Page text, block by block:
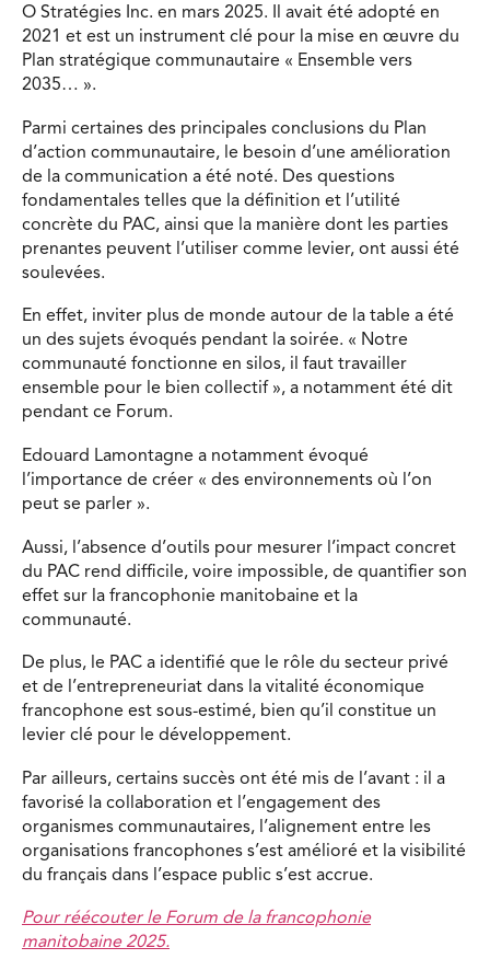
O Stratégies Inc. en mars 2025. Il avait été adopté en
2021 et est un instrument clé pour la mise en œuvre du
Plan stratégique communautaire « Ensemble vers
2035… ».
Parmi certaines des principales conclusions du Plan
d’action communautaire, le besoin d’une amélioration
de la communication a été noté. Des questions
fondamentales telles que la définition et l’utilité
concrète du PAC, ainsi que la manière dont les parties
prenantes peuvent l’utiliser comme levier, ont aussi été
soulevées.
En effet, inviter plus de monde autour de la table a été
un des sujets évoqués pendant la soirée. « Notre
communauté fonctionne en silos, il faut travailler
ensemble pour le bien collectif », a notamment été dit
pendant ce Forum.
Edouard Lamontagne a notamment évoqué
l’importance de créer « des environnements où l’on
peut se parler ».
Aussi, l’absence d’outils pour mesurer l’impact concret
du PAC rend difficile, voire impossible, de quantifier son
effet sur la francophonie manitobaine et la
communauté.
De plus, le PAC a identifié que le rôle du secteur privé
et de l’entrepreneuriat dans la vitalité économique
francophone est sous-estimé, bien qu’il constitue un
levier clé pour le développement.
Par ailleurs, certains succès ont été mis de l’avant : il a
favorisé la collaboration et l’engagement des
organismes communautaires, l’alignement entre les
organisations francophones s’est amélioré et la visibilité
du français dans l’espace public s’est accrue.
Pour réécouter le Forum de la francophonie
manitobaine 2025.